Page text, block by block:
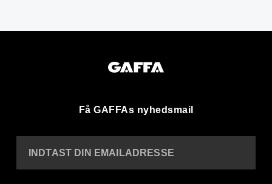
Få GAFFAs nyhedsmail
INDTAST DIN EMAILADRESSE